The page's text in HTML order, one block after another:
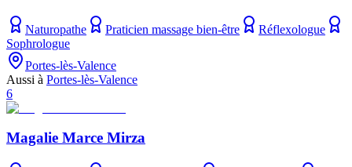
Naturopathe Praticien massage bien-être
Réflexologue
Sophrologue
Portes-lès-Valence
Aussi à Portes-lès-Valence
6
Magalie Marce Mirza